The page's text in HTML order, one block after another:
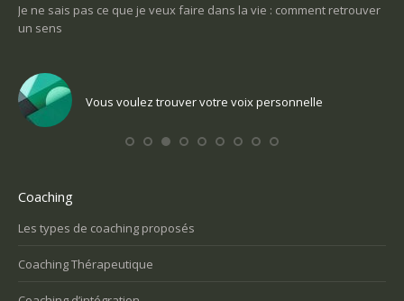
Je ne sais pas ce que je veux faire dans la vie : comment retrouver
un sens
Vous voulez trouver votre voix personnelle
Coaching
Les types de coaching proposés
Coaching Thérapeutique